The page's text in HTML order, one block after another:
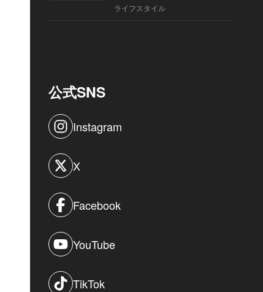
ライフスタイル
公式SNS
Instagram
X
Facebook
YouTube
TikTok